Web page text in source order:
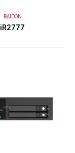
RAIDON
iR2777